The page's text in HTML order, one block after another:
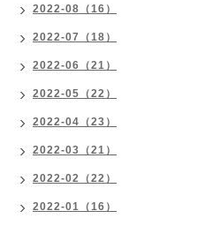
2022-08（16）
2022-07（18）
2022-06（21）
2022-05（22）
2022-04（23）
2022-03（21）
2022-02（22）
2022-01（16）